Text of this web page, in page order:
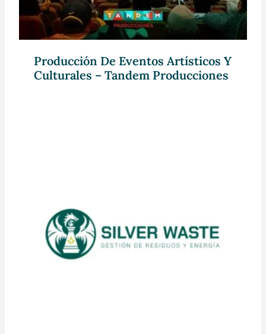
Producción De Eventos Artísticos Y
Culturales – Tandem Producciones